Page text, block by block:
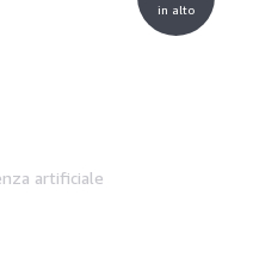
artificiale
in alto